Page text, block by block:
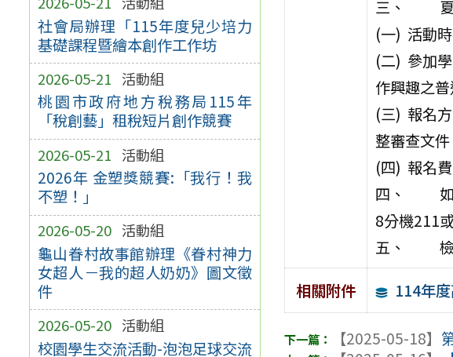
社會局辦理「115年度兒少培力
基礎課程暨繪本創作工作坊
2026-05-21 活動組
桃園市政府地方稅務局115年
「稅創藝」租稅短片創作競賽
2026-05-21 活動組
2026年 金塑獎競賽:「我行！我
不塑！」
2026-05-20 活動組
龜山眷村故事館辦理《眷村神力
女超人－我的超人奶奶》圖文徵
件
2026-05-20 活動組
校園學生交流活動-泡泡足球交流
三、 夏
(一) 活動
(二) 參加
作興趣之
(三) 報名
整審查文
(四) 報名
四、 如有
8分機211
五、 檢
相關附件
114年
【2025-05-18】